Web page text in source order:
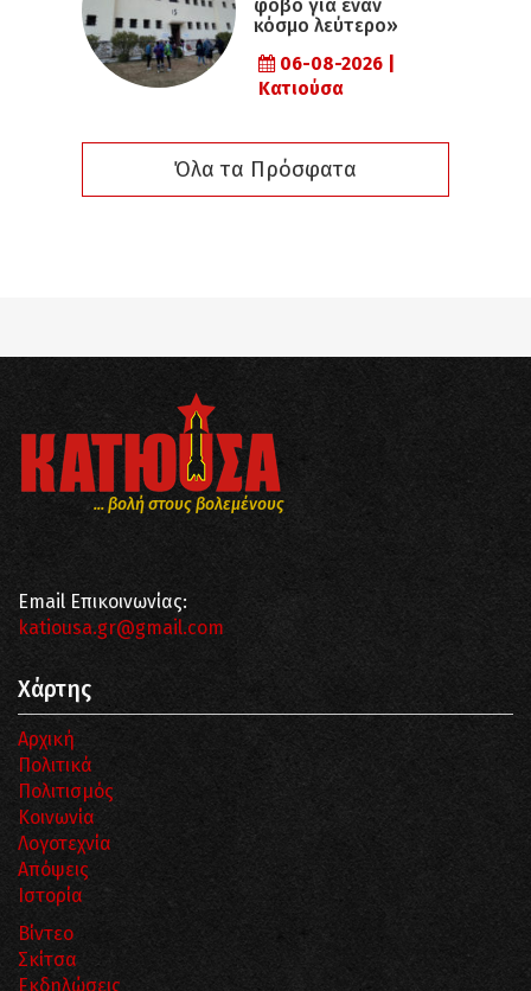
φόβο για έναν
κόσμο λεύτερο»
06-08-2026 |
Κατιούσα
Όλα τα Πρόσφατα
... βολή στους βολεμένους
Email Επικοινωνίας:
katiousa.gr@gmail.com
Χάρτης
Αρχική
Πολιτικά
Πολιτισμός
Κοινωνία
Λογοτεχνία
Απόψεις
Ιστορία
Βίντεο
Σκίτσα
Εκδηλώσεις